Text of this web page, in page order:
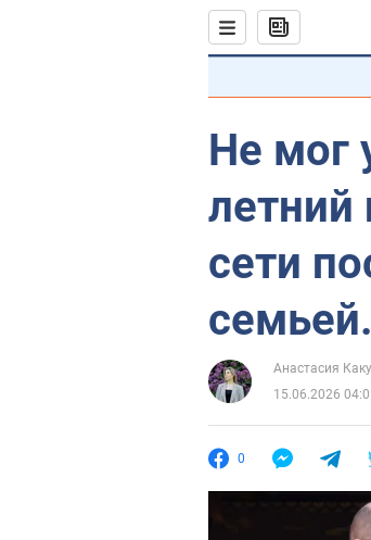
Не мог
летний
сети
Анастасия
15.06.2026
0